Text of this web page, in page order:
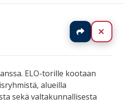
Jaa
ELO-torille kootaan
alueilla
sekä valtakunnallisesta